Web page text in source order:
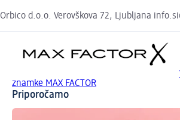
Orbico d.o.o. Verovškova 72, Ljubljana
znamke MAX FACTOR
Priporočamo